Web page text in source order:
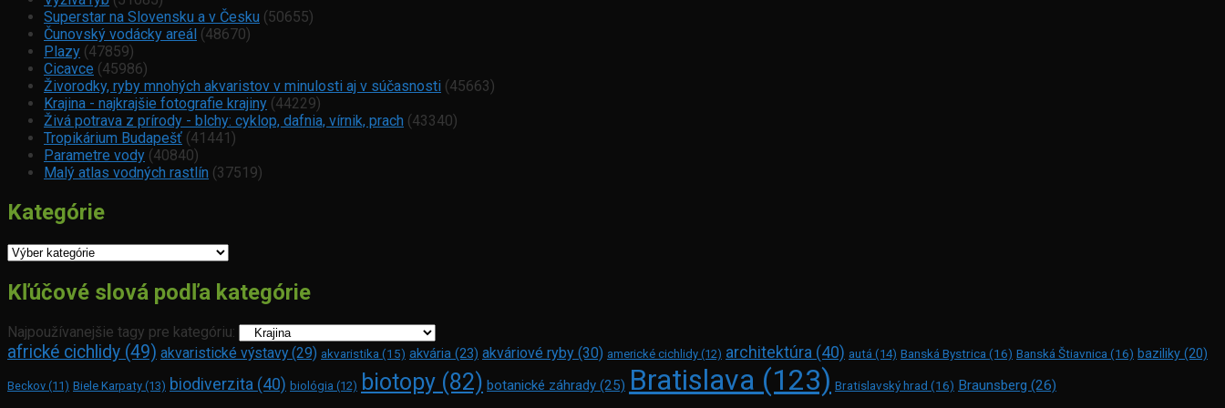
Superstar na Slovensku a v Česku (50655)
Čunovský vodácky areál (48670)
Plazy (47859)
Cicavce (45986)
Živorodky, ryby mnohých akvaristov v minulosti aj v súčasnosti (45663)
Krajina - najkrajšie fotografie krajiny (44229)
Živá potrava z prírody - blchy: cyklop, dafnia, vírnik, prach (43340)
Tropikárium Budapešť (41441)
Parametre vody (40840)
Malý atlas vodných rastlín (37519)
Kategórie
Kategórie
Kľúčové slová podľa kategórie
Najpoužívanejšie tagy pre kategóriu:
africké cichlidy (49) akvaristické výstavy (29) akvaristika (15) akvária (23) akváriové ryby (30) americké cichlidy (12) architektúra (40) autá (14) Banská Bystrica (16) Banská Štiavnica (16) baziliky (20)
Beckov (11) Biele Karpaty (13) biodiverzita (40) biológia (12) biotopy (82) botanické záhrady (25) Bratislava (123) Bratislavský hrad (16) Braunsberg (26)